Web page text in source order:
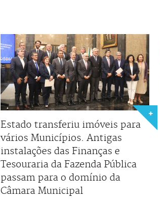
Estado transferiu imóveis para
vários Municípios. Antigas
instalações das Finanças e
Tesouraria da Fazenda Pública
passam para o domínio da
Câmara Municipal